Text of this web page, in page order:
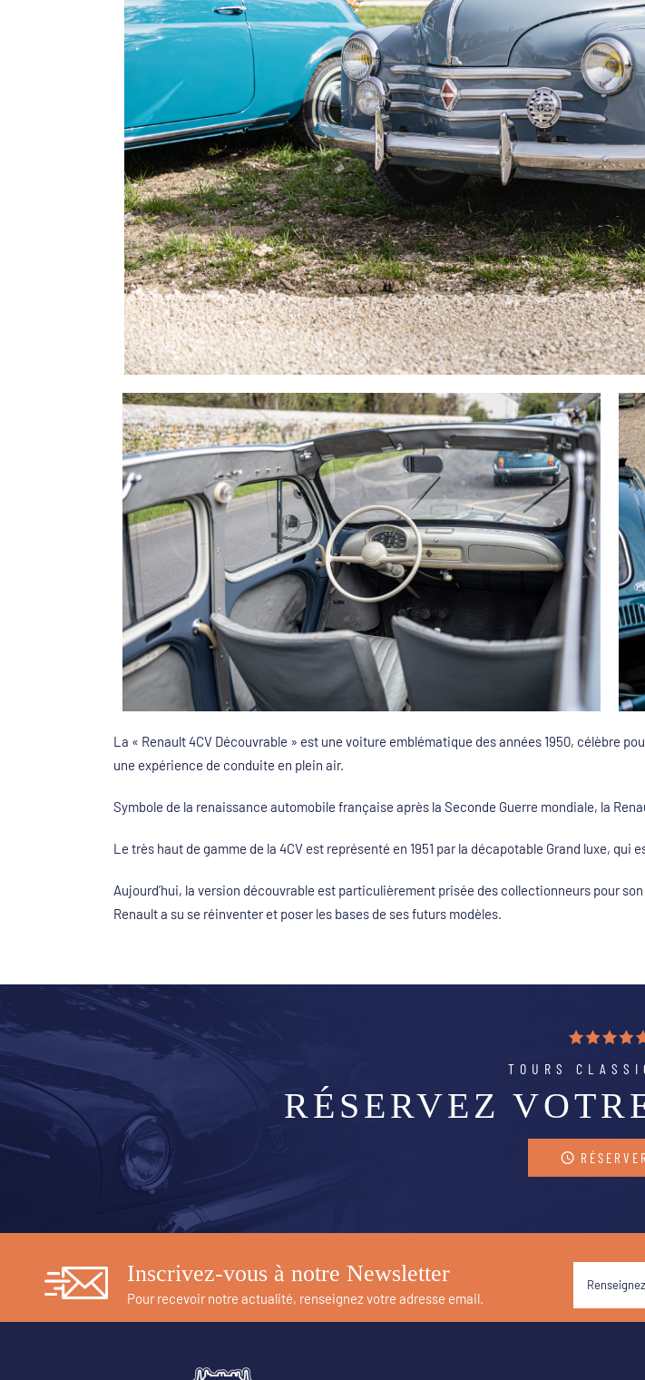
La « Renault 4CV Découvrable » est une voiture emblématique des années 1950, célèbre
une expérience de conduite en plein air.
Symbole de la renaissance automobile française après la Seconde Guerre mondiale, la
Le très haut de gamme de la 4CV est représenté en 1951 par la décapotable Grand luxe, qui
Aujourd’hui, la version découvrable est particulièrement prisée des collectionneurs pour
Renault a su se réinventer et poser les bases de ses futurs modèles.
TOURS
RÉSERVEZ
RÉSERVER
Inscrivez-vous à notre Newsletter
Pour recevoir notre actualité, renseignez votre adresse email.